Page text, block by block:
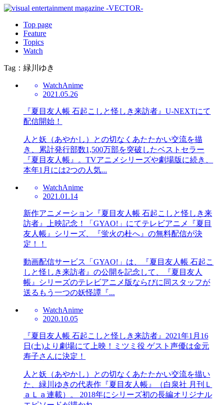
Top page
Feature
Topics
Watch
Tag：緑川ゆき
WatchAnime
2021.05.26
『夏目友人帳 石起こしと怪しき来訪者』U-NEXTにて
配信開始！
人と妖（あやかし）との切なくあたたかい交流を描
き、累計発行部数1,500万部を突破したベストセラー
『夏目友人帳』。TVアニメシリーズや劇場版に続き、
本年1月には2つの人気...
WatchAnime
2021.01.14
新作アニメーション『夏目友人帳 石起こしと怪しき来
訪者』上映記念！「GYAO!」にてテレビアニメ『夏目
友人帳』シリーズ、『蛍火の杜へ』の無料配信が決
定！！
動画配信サービス「GYAO!」は、『夏目友人帳 石起こ
しと怪しき来訪者』の公開を記念して、『夏目友人
帳』シリーズのテレビアニメ版ならびに同スタッフが
送るもう一つの妖怪譚『...
WatchAnime
2020.10.05
『夏目友人帳 石起こしと怪しき来訪者』2021年1月16
日(土)より劇場にて上映！ミツミ役 ゲスト声優は金元
寿子さんに決定！
人と妖（あやかし）との切なくあたたかい交流を描い
た、緑川ゆきの代表作『夏目友人帳』（白泉社 月刊Ｌ
ａＬａ連載）。 2018年にシリーズ初の長編オリジナル